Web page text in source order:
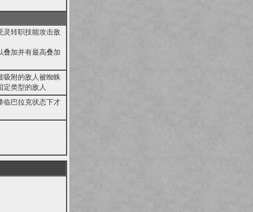
灵转职技能攻击敌
叠加并有最高叠加
吸附的敌人被蜘蛛
定类型的敌人
临巴拉克状态下才